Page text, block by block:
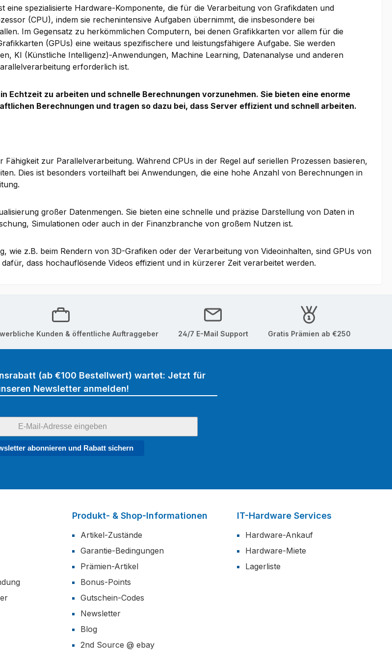
eine spezialisierte Hardware-Komponente, die für die Verarbeitung von Grafikdaten und
(CPU), indem sie rechenintensive Aufgaben übernimmt, die insbesondere bei
Im Gegensatz zu herkömmlichen Computern, bei denen Grafikkarten vor allem für die
(GPUs) eine weitaus spezifischere und leistungsfähigere Aufgabe. Sie werden
KI (Künstliche Intelligenz)-Anwendungen, Machine Learning, Datenanalyse und anderen
erforderlich ist.
Echtzeit zu arbeiten und schnelle Berechnungen vorzunehmen. Sie bieten eine enorme
Berechnungen und tragen so dazu bei, dass Server effizient und schnell arbeiten.
Fähigkeit zur Parallelverarbeitung. Während CPUs in der Regel auf seriellen Prozessen basieren,
Dies ist besonders vorteilhaft bei Anwendungen, die eine hohe Anzahl von Berechnungen in
großer Datenmengen. Sie bieten eine schnelle und präzise Darstellung von Daten in
Simulationen oder auch in der Finanzbranche von großem Nutzen ist.
wie z.B. beim Rendern von 3D-Grafiken oder der Verarbeitung von Videoinhalten, sind GPUs von
dass hochauflösende Videos effizient und in kürzerer Zeit verarbeitet werden.
Kunden & öffentliche Auftraggeber 24/7 E-Mail Support Gratis Prämien ab €250
(ab €100 Bestellwert) wartet: Jetzt für
Newsletter anmelden!
abonnieren und Rabatt sichern
Produkt- & Shop-Informationen
Artikel-Zustände
Garantie-Bedingungen
Prämien-Artikel
Bonus-Points
Gutschein-Codes
Newsletter
Blog
2nd Source @ ebay
IT-Hardware Services
Hardware-Ankauf
Hardware-Miete
Lagerliste